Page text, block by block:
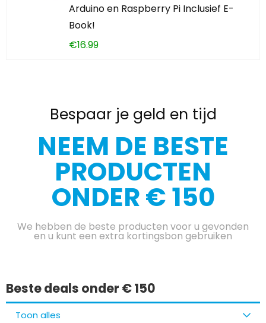
Arduino en Raspberry Pi Inclusief E-
Book!
€16.99
Bespaar je geld en tijd
NEEM DE BESTE
PRODUCTEN
ONDER € 150
We hebben de beste producten voor u gevonden
en u kunt een extra kortingsbon gebruiken
Beste deals onder € 150
Toon alles